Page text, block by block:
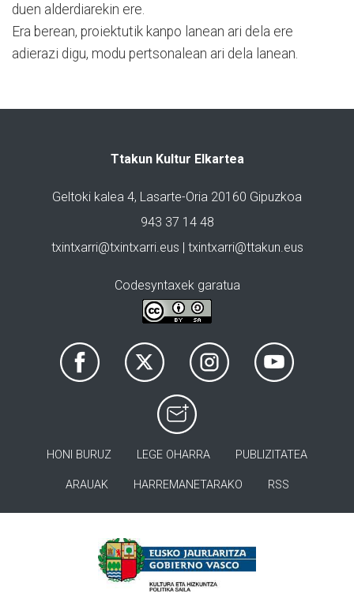
duen alderdiarekin ere.
Era berean, proiektutik kanpo lanean ari dela ere
adierazi digu, modu pertsonalean ari dela lanean.
Ttakun Kultur Elkartea
Geltoki kalea 4, Lasarte-Oria 20160 Gipuzkoa
943 37 14 48
txintxarri@txintxarri.eus | txintxarri@ttakun.eus
Codesyntaxek garatua
HONI BURUZ LEGE OHARRA PUBLIZITATEA
ARAUAK HARREMANETARAKO RSS